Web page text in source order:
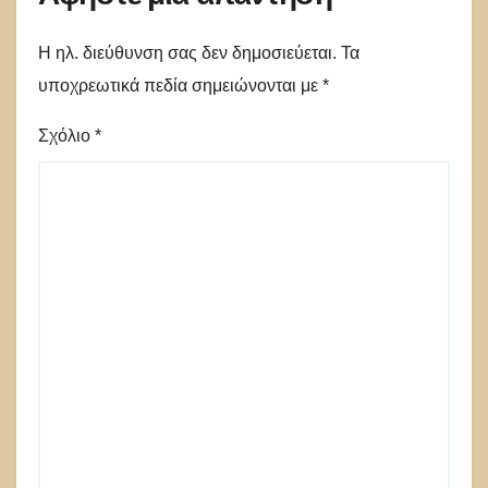
Η ηλ. διεύθυνση σας δεν δημοσιεύεται. Τα
υποχρεωτικά πεδία σημειώνονται με *
Σχόλιο *